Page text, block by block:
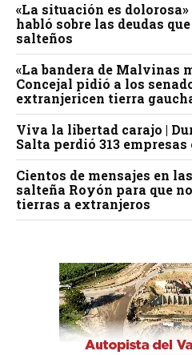
«La situación es
habló sobre las deudas
salteños
«La bandera de Malvinas
Concejal pidió a los
extranjericen tierra
Viva la libertad carajo |
Salta perdió 313
Cientos de mensajes en
salteña Royón para que
tierras a extranjeros